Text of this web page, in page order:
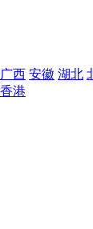
广西 安徽 湖北
香港